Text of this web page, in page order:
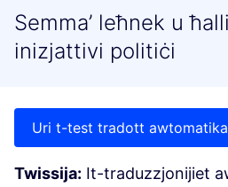
Semma’ leħnek u
inizjattivi politiċi
Uri t-test tradott
Twissija: It-traduzzjonijiet